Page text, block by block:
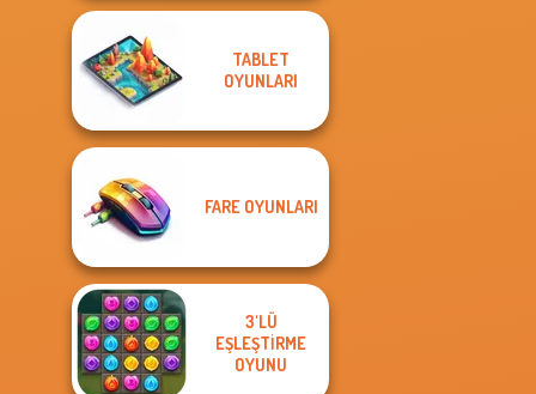
TABLET
OYUNLARI
FARE OYUNLARI
3'LÜ
EŞLEŞTIRME
OYUNU